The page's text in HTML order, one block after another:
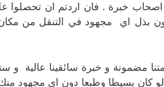
اصحاب خبرة . فان اردتم ان
بذل اي مجهود في التنقل من مكان
مضمونة و خبرة سائقينا
كان بسيطا وطبعا دون اي مجهود